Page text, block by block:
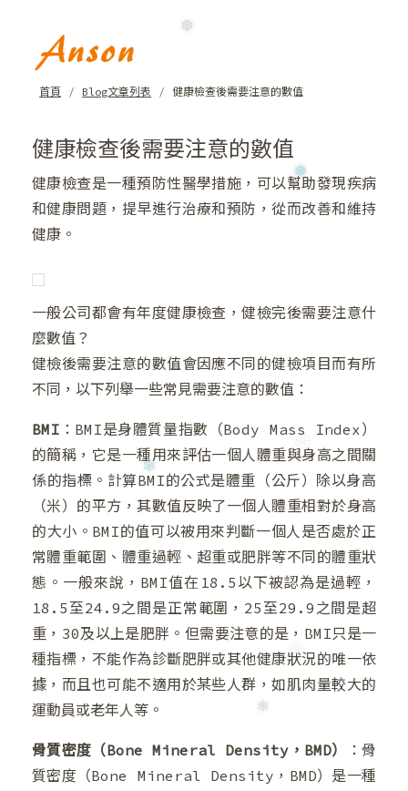
首頁 Blog文章列表 健康檢查後需要注意的數值
健康檢查後需要注意的數值
健康檢查是一種預防性醫學措施，可以幫助發現疾病
和健康問題，提早進行治療和預防，從而改善和維持
健康。
一般公司都會有年度健康檢查，健檢完後需要注意什
麼數值？
健檢後需要注意的數值會因應不同的健檢項目而有所
不同，以下列舉一些常見需要注意的數值：
BMI ：BMI是身體質量指數（Body Mass Index）
的簡稱，它是一種用來評估一個人體重與身高之間關
係的指標。計算BMI的公式是體重（公斤）除以身高
（米）的平方，其數值反映了一個人體重相對於身高
的大小。BMI的值可以被用來判斷一個人是否處於正
常體重範圍、體重過輕、超重或肥胖等不同的體重狀
態。一般來說，BMI值在18.5以下被認為是過輕，
18.5至24.9之間是正常範圍，25至29.9之間是超
重，30及以上是肥胖。但需要注意的是，BMI只是一
種指標，不能作為診斷肥胖或其他健康狀況的唯一依
據，而且也可能不適用於某些人群，如肌肉量較大的
運動員或老年人等。
骨質密度（Bone Mineral Density，BMD）
：骨
質密度（Bone Mineral Density，BMD）是一種
❆
❆
❆